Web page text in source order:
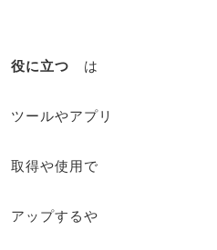
役に立つ は
ツールやアプリ
取得や使用で
アップするや